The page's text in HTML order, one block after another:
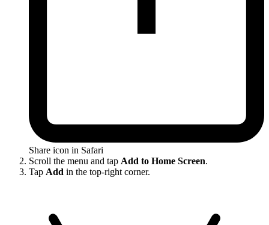
Share icon in Safari
Scroll the menu and tap Add to Home Screen.
Tap Add in the top-right corner.